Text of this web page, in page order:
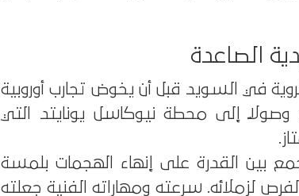
الصاعدة
بدأ مسيرته الكروية في السويد قبل أن يخوض تجارب أوروبية
وصولًا إلى محطة نيوكاسل يونايتد التي
بين القدرة على إنهاء الهجمات بلمسة
لزملائه. سرعته ومهاراته الفنية جعلته